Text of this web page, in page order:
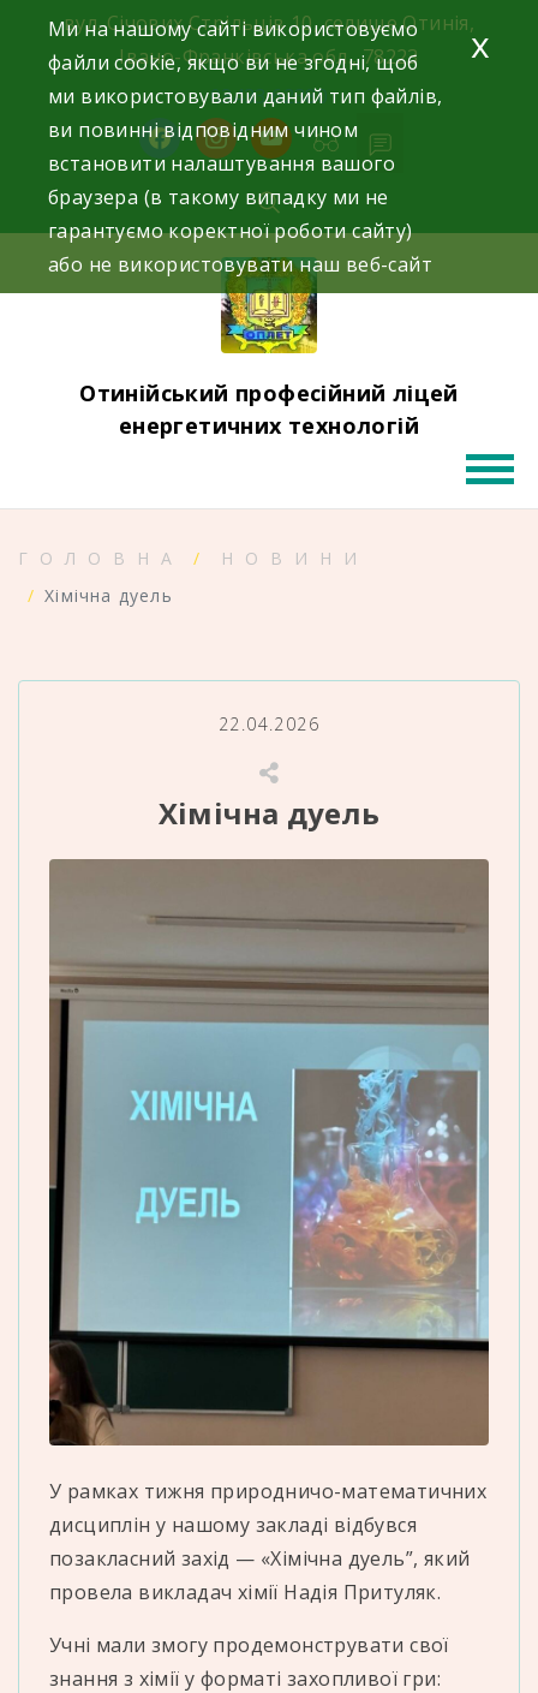
content
вул. Січових Стрільців 10, селище Отинія,
Івано-Франківська обл., 78223
03433 62380
facebookinstagramyoutube
Отинійський професійний ліцей
енергетичних технологій
ГОЛОВНА
НОВИНИ
Хімічна дуель
22.04.2026
Хімічна дуель
У рамках тижня природничо-математичних
дисциплін у нашому закладі відбувся
позакласний захід — «Хімічна дуель”, який
провела викладач хімії Надія Притуляк.
Учні мали змогу продемонструвати свої
знання з хімії у форматі захопливої гри:
Ми на нашому сайті використовуємо
файли cookie, якщо ви не згодні, щоб
ми використовували даний тип файлів,
ви повинні відповідним чином
встановити налаштування вашого
браузера (в такому випадку ми не
гарантуємо коректної роботи сайту)
або не використовувати наш веб-сайт
x